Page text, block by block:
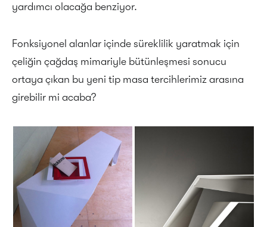
yardımcı olacağa benziyor.
Fonksiyonel alanlar içinde süreklilik yaratmak için
çeliğin çağdaş mimariyle bütünleşmesi sonucu
ortaya çıkan bu yeni tip masa tercihlerimiz arasına
girebilir mi acaba?